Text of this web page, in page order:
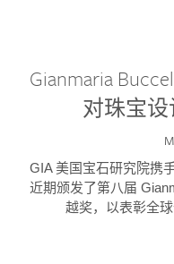
Gianmaria
对珠宝
GIA 美国宝石研究院携
近期颁发了第八届
越奖，以表彰全